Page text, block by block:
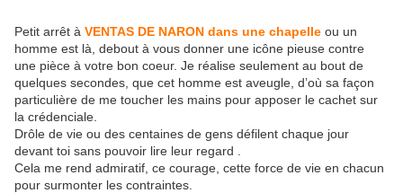
Petit arrêt à VENTAS DE NARON dans une chapelle ou un
homme est là, debout à vous donner une icône pieuse contre
une pièce à votre bon coeur. Je réalise seulement au bout de
quelques secondes, que cet homme est aveugle, d’où sa façon
particulière de me toucher les mains pour apposer le cachet sur
la crédenciale.
Drôle de vie ou des centaines de gens défilent chaque jour
devant toi sans pouvoir lire leur regard .
Cela me rend admiratif, ce courage, cette force de vie en chacun
pour surmonter les contraintes.